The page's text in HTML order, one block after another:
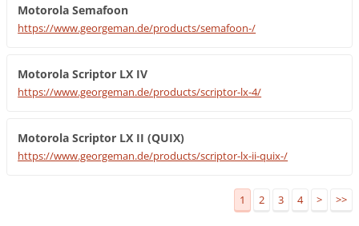
Motorola Semafoon
https://www.georgeman.de/products/semafoon-/
Motorola Scriptor LX IV
https://www.georgeman.de/products/scriptor-lx-4/
Motorola Scriptor LX II (QUIX)
https://www.georgeman.de/products/scriptor-lx-ii-quix-/
1 2 3 4 > >>